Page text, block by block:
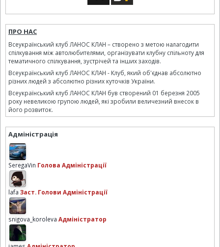
ПРО НАС
Всеукраїнський клуб ЛАНОС КЛАН – створено з метою налагодити
спілкування між автолюбителями, організувати клубну спільноту для
тематичного спілкування, зустрічей та інших заходів.
Всеукраїнський клуб ЛАНОС КЛАН - Клуб, який об'єднав абсолютно
різних людей з абсолютно різних куточків України.
Всеукраїнський клуб ЛАНОС КЛАН був створений 01 березня 2005
року невеликою групою людей, які зробили величезний внесок в
його розвиток.
Адміністрація
SeregaVin Голова Адміністрації
lafa Заст. Голови Адміністрації
snigova_koroleva Адміністратор